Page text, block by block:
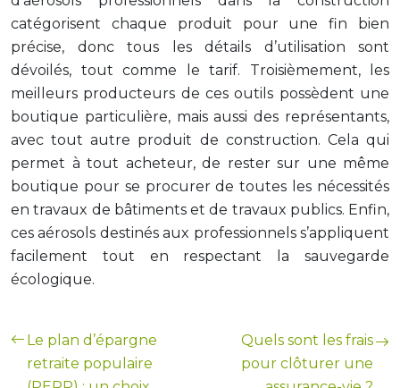
catégorisent chaque produit pour une fin bien
précise, donc tous les détails d’utilisation sont
dévoilés, tout comme le tarif. Troisièmement, les
meilleurs producteurs de ces outils possèdent une
boutique particulière, mais aussi des représentants,
avec tout autre produit de construction. Cela qui
permet à tout acheteur, de rester sur une même
boutique pour se procurer de toutes les nécessités
en travaux de bâtiments et de travaux publics. Enfin,
ces aérosols destinés aux professionnels s’appliquent
facilement tout en respectant la sauvegarde
écologique.
Le plan d’épargne
retraite populaire
Quels sont les frais
pour clôturer une